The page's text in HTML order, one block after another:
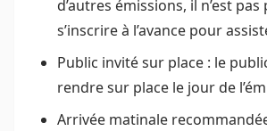
d’autres émissions, il n’est
s’inscrire à l’avance pour
Public invité sur place : le
rendre sur place le jour de
Arrivée matinale